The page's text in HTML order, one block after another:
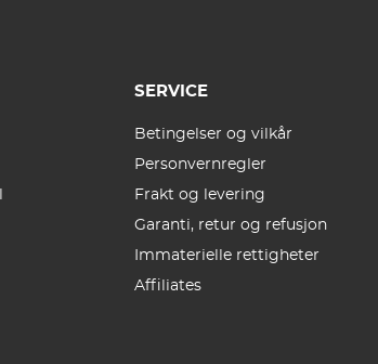
SERVICE
Betingelser og vilkår
Personvernregler
Frakt og levering
Garanti, retur og refusjon
Immaterielle rettigheter
Affiliates